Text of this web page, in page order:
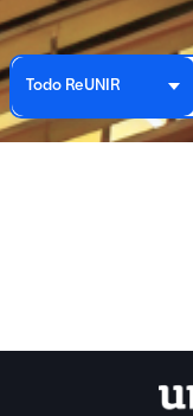
Todo ReUNIR